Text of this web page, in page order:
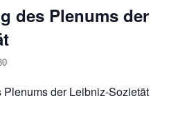
des Plenums der
der Leibniz-Sozietät